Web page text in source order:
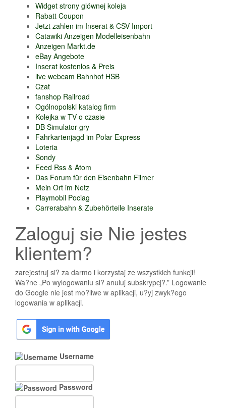
Widget strony glównej koleja
Rabatt Coupon
Jetzt zahlen im Inserat & CSV Import
Catawiki Anzeigen Modelleisenbahn
Anzeigen Markt.de
eBay Angebote
Inserat kostenlos & Preis
live webcam Bahnhof HSB
Czat
fanshop Railroad
Ogólnopolski katalog firm
Kolejka w TV o czasie
DB Simulator gry
Fahrkartenjagd im Polar Express
Loteria
Sondy
Feed Rss & Atom
Das Forum für den Eisenbahn Filmer
Mein Ort im Netz
Playmobil Pociag
Carrerabahn & Zubehörteile Inserate
Zaloguj sie Nie jestes
klientem?
zarejestruj si? za darmo i korzystaj ze wszystkich funkcji!
Wa?ne „Po wylogowaniu si? anuluj subskrypcj?.” Logowanie
do Google nie jest mo?liwe w aplikacji, u?yj zwyk?ego
logowania w aplikacji.
Username
Password